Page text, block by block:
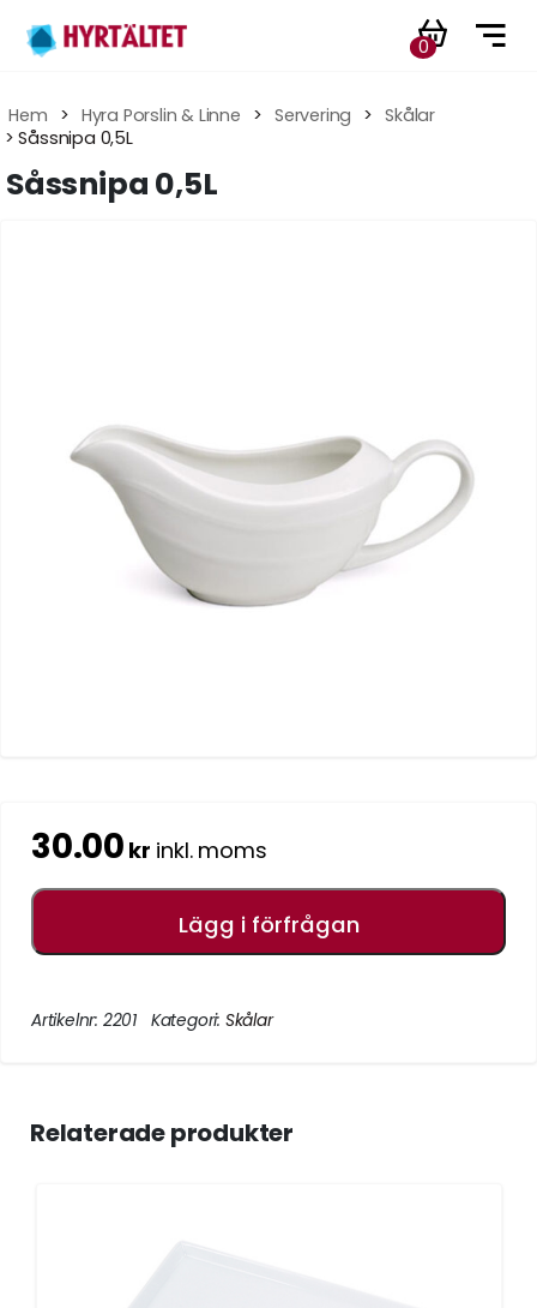
0
Hem > Hyra Porslin & Linne > Servering > Skålar
> Såssnipa 0,5L
Såssnipa 0,5L
30.00 kr inkl. moms
Lägg i förfrågan
Artikelnr: 2201 Kategori: Skålar
Relaterade produkter